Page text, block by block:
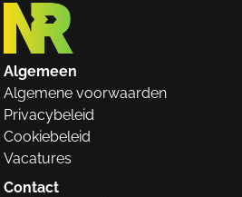
Algemeen
Algemene voorwaarden
Privacybeleid
Cookiebeleid
Vacatures
Contact